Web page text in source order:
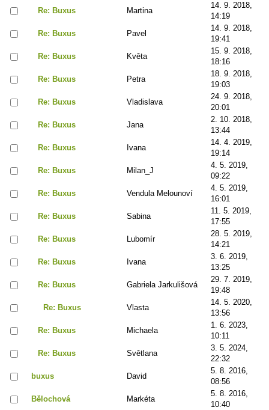
Re: Buxus
Martina
14. 9. 2018,
14:19
Re: Buxus
Pavel
14. 9. 2018,
19:41
Re: Buxus
Květa
15. 9. 2018,
18:16
Re: Buxus
Petra
18. 9. 2018,
19:03
Re: Buxus
Vladislava
24. 9. 2018,
20:01
Re: Buxus
Jana
2. 10. 2018,
13:44
Re: Buxus
Ivana
14. 4. 2019,
19:14
Re: Buxus
Milan_J
4. 5. 2019,
09:22
Re: Buxus
Vendula Melounoví
4. 5. 2019,
16:01
Re: Buxus
Sabina
11. 5. 2019,
17:55
Re: Buxus
Lubomír
28. 5. 2019,
14:21
Re: Buxus
Ivana
3. 6. 2019,
13:25
Re: Buxus
Gabriela Jarkulišová
29. 7. 2019,
19:48
Re: Buxus
Vlasta
14. 5. 2020,
13:56
Re: Buxus
Michaela
1. 6. 2023,
10:11
Re: Buxus
Světlana
3. 5. 2024,
22:32
buxus
David
5. 8. 2016,
08:56
Bělochová
Markéta
5. 8. 2016,
10:40